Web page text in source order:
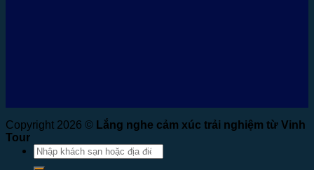
Copyright 2026 © Lắng nghe cảm xúc trải nghiệm từ Vinh
Tour
Tìm
kiếm: